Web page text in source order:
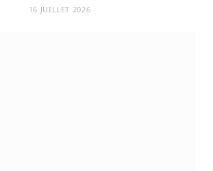
16 JUILLET 2026